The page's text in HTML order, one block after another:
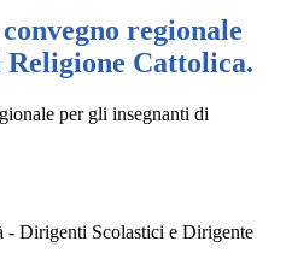
regionale
Cattolica.
per gli insegnanti di
- Dirigenti Scolastici e Dirigente